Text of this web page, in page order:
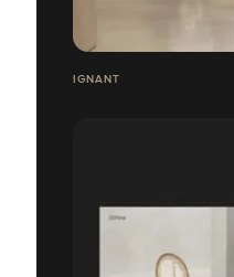
IGNANT